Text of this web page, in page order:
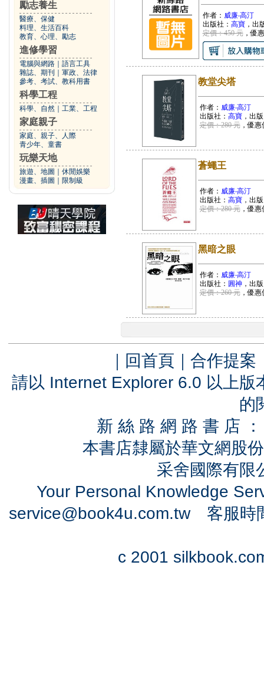
勵志養生
醫療、保健
料理、生活百科
教育、心理、勵志
進修學習
電腦與網路
語言工具
雜誌、期刊
軍政、法律
參考、考試、教科用書
科學工程
科學、自然 工業、工程
家庭親子
家庭、親子、人際
青少年、童書
玩樂天地
旅遊、地圖
休閒娛樂
漫畫、插圖
限制級
作者： 威廉‧高汀
出版社： 高寶，出
定價：450 元，優
教堂尖塔
作者： 威廉‧高汀
出版社： 高寶，出
定價：280 元，優惠
蒼蠅王
作者： 威廉‧高汀
出版社： 高寶，出
定價：280 元，優惠
黑暗之眼
作者： 威廉‧高汀
出版社： 圓神，出
定價：260 元，優惠
｜ 回首頁 ｜ 合作提案
請以 Internet Explorer 6.0 以上
的
新 絲 路 網 路 書 店
本書店隸屬於華文網股
采舍國際有
Your Personal Knowledge
service@book4u.com.tw客服時
c 2001